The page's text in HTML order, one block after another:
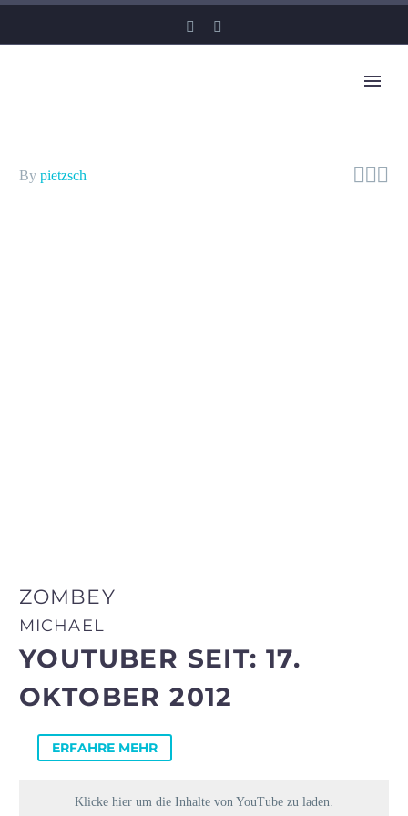

By pietzsch
ZOMBEY
MICHAEL
YOUTUBER SEIT: 17.
OKTOBER 2012
ERFAHRE MEHR
Klicke hier um die Inhalte von YouTube zu laden.